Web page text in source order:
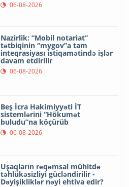
06-08-2026
Nazirlik: “Mobil notariat”
tətbiqinin “mygov”a tam
inteqrasiyası istiqamətində işlər
davam etdirilir
06-08-2026
Beş İcra Hakimiyyəti İT
sistemlərini “Hökumət
buludu”na köçürüb
06-08-2026
Uşaqların rəqəmsal mühitdə
təhlükəsizliyi gücləndirilir -
Dəyişikliklər nəyi ehtiva edir?